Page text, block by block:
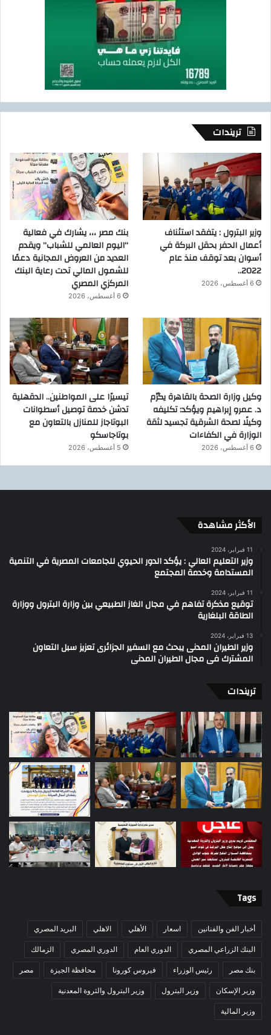
تريندات
وزير البترول : يتفقد استئناف
أعمال الحفر بحقل البركة في
أسوان بعد توقف منذ عام
2022..
6 أغسطس، 2026
بنك مصر ،،، يشارك في فعالية
“اليوم العالمي للشباب” ويقدم
العديد من العروض المجانية دعمًا
للشمول المالي تحت رعاية البنك
المركزي المصري
6 أغسطس، 2026
وكيل وزارة الصحة بالقاهرة يكرّم
د. عمرو إبراهيم ويؤكد: تكليفه
وكيلًا لصحة الشرقية تجسيد لثقة
الوزارة في الكفاءات
6 أغسطس، 2026
تيسيرًا على المواطنين.. الدقهلية
تدشن خدمة توصيل أسطوانات
البوتاجاز للمنازل بالتعاون مع
بوتاجاسكو
5 أغسطس، 2026
الأكثر مشاهدة
11 فبراير، 2024
وزير التعليم العالي : يؤكد الدور الحيوي للجامعات المصرية في التنمية
المستدامة وخدمة المجتمع
11 فبراير، 2024
توقيع مذكرة تفاهم في مجال الغاز الطبيعي بين وزارة البترول ووزارة
الطاقة البلغارية
13 فبراير، 2024
وزير الطيران المدنى يبحث مع السفير الجزائرى تعزيز سبل التعاون
المشترك فى مجال الطيران المدنى
تريندات
Tags
أخبار الفن والفنانين اسعار الأهلي الاهلي البريد المصري
البنك الزراعي المصري الدوري العام الدوري المصري الزمالك
بنك مصر رئيس الوزراء فيروس كورونا محافظة الجيزة مصر
وزير الإسكان وزير البترول وزير البترول والثروة المعدنية
وزير المالية